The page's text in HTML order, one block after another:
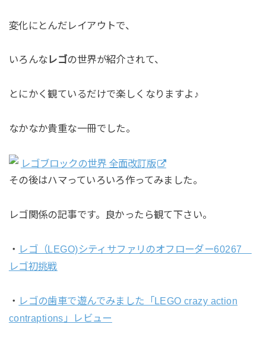
変化にとんだレイアウトで、
いろんな レゴ の世界が紹介されて、
とにかく観ているだけで楽しくなりますよ♪
なかなか貴重な一冊でした。
レゴブロックの世界 全面改訂版
その後はハマっていろいろ作ってみました。
レゴ関係の記事です。良かったら観て下さい。
・ レゴ（LEGO)シティサファリのオフローダー60267
レゴ初挑戦
・ レゴの歯車で遊んでみました「LEGO crazy action
contraptions」レビュー